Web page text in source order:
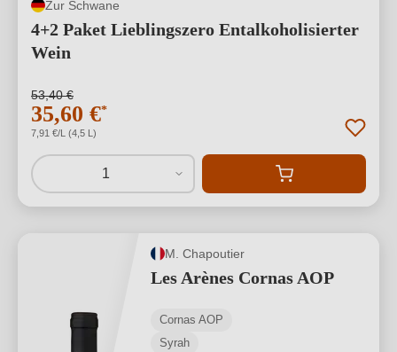
Zur Schwane
4+2 Paket Lieblingszero Entalkoholisierter
Wein
53,40 €
35,60 €*
7,91 €/L (4,5 L)
1
M. Chapoutier
Les Arènes Cornas AOP
Cornas AOP
Syrah